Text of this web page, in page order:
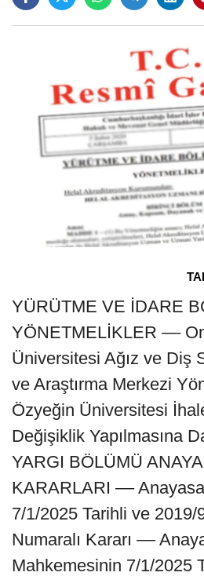
YÜRÜTME VE İDARE
YÖNETMELİKLER ––
Üniversitesi Ağız ve Diş
ve Araştırma Merkezi
Özyeğin Üniversitesi
Değişiklik Yapılmasına
YARGI BÖLÜMÜ
KARARLARI ––
7/1/2025 Tarihli ve 2019/
Numaralı Kararı ––
Mahkemesinin 7/1/2025